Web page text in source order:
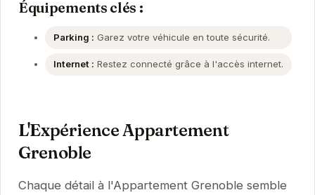
Équipements clés :
Parking : Garez votre véhicule en toute sécurité.
Internet : Restez connecté grâce à l'accès internet.
L'Expérience Appartement
Grenoble
Chaque détail à l'Appartement Grenoble semble